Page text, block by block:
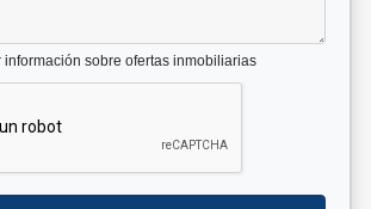
información sobre ofertas inmobiliarias